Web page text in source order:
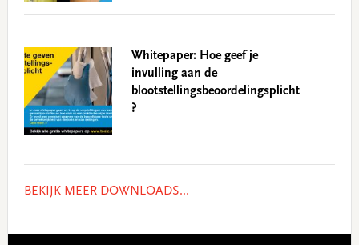
Whitepaper: Hoe geef je
invulling aan de
blootstellingsbeoordelingsplicht
?
BEKIJK MEER DOWNLOADS...